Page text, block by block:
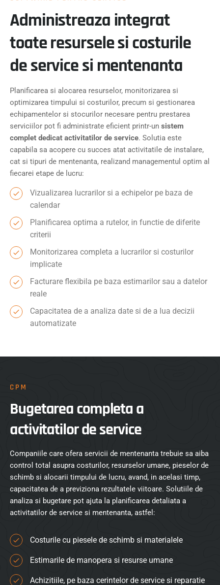
Administreaza integrat
toate resursele si costurile
de service si mentenanta
Planificarea si alocarea resurselor, monitorizarea si
optimizarea timpului si costurilor, precum si gestionarea
echipamentelor si stocurilor necesare pentru prestarea
serviciilor pot fi administrate eficient printr-un sistem
complet dedicat activitatilor de service. Solutia este
capabila sa acopere cu succes atat activitatile de instalare,
cat si tipuri de mentenanta, realizand managementul optim al
fiecarei etape de lucru:
Vizualizarea lucrarilor si a echipelor pe baza de
calendar
Planificarea optima a rutelor, in functie de diferite
criterii
Monitorizarea completa a lucrarilor si costurilor
implicate
Facturare flexibila pe baza estimarilor sau a datelor
reale
Capacitatea de a analiza date si de a lua decizii
automatizate
CPM
Bugetarea completa a
activitatilor de service
Companiile care ofera servicii de mentenanta trebuie sa aiba
control total asupra costurilor, resurselor umane, pieselor de
schimb si alocarii timpului de lucru, avand, in acelasi timp,
capacitatea de a previziona rezultatele viitoare. Solutiile de
analiza si bugetare pot ajuta la planificarea detaliata a
activitatilor de service si mentenanta, astfel:
Costurile cu piesele de schimb si materialele
Estimarile de manopera si resurse umane
Achizitiile, pe baza cerintelor de service si reparatie